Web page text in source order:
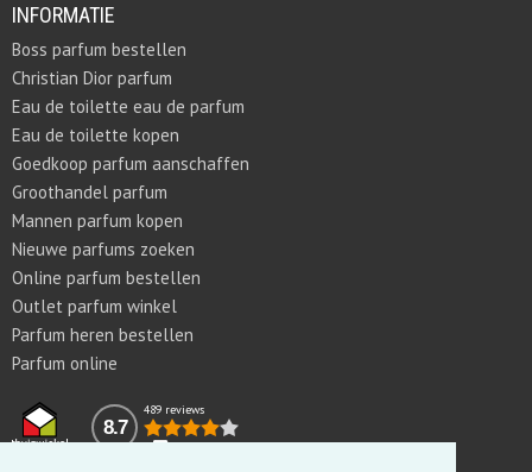
INFORMATIE
Boss parfum bestellen
Christian Dior parfum
Eau de toilette eau de parfum
Eau de toilette kopen
Goedkoop parfum aanschaffen
Groothandel parfum
Mannen parfum kopen
Nieuwe parfums zoeken
Online parfum bestellen
Outlet parfum winkel
Parfum heren bestellen
Parfum online
8.7
489 reviews